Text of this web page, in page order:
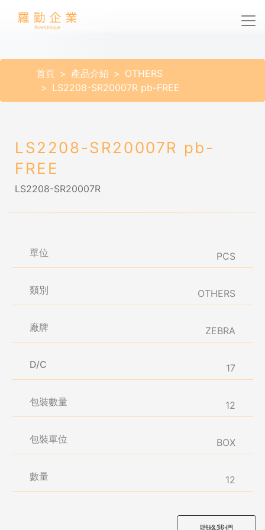
首頁 產品介紹
OTHERS
LS2208-SR20007R pb-FREE
LS2208-SR20007R pb-
FREE
LS2208-SR20007R
單位 PCS
類別 OTHERS
廠牌 ZEBRA
D/C 17
包裝數量 12
包裝單位 BOX
數量 12
聯絡我們